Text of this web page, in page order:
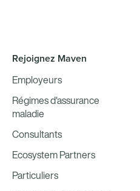
Rejoignez Maven
Employeurs
Régimes d'assurance
maladie
Consultants
Ecosystem Partners
Particuliers